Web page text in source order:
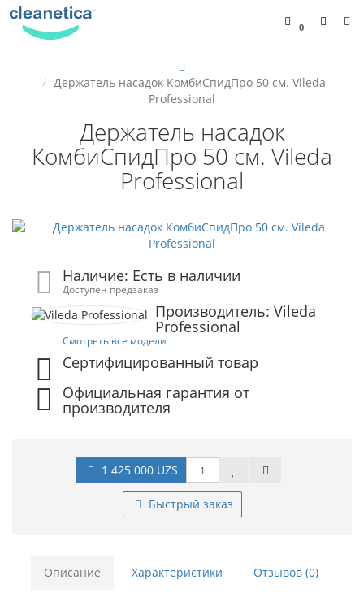
0
Держатель насадок КомбиСпидПро 50 см. Vileda
Professional
Держатель насадок
КомбиСпидПро 50 см. Vileda
Professional
Наличие: Есть в наличии
Доступен предзаказ
Производитель: Vileda
Professional
Смотреть все модели
Сертифицированный товар
Официальная гарантия от
производителя
1 425 000 UZS
Быстрый заказ
Описание Характеристики Отзывов (0)